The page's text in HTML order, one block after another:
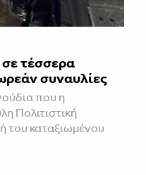
σε τέσσερα
συναυλίες
που η
Πολιτιστική
του καταξιωμένου